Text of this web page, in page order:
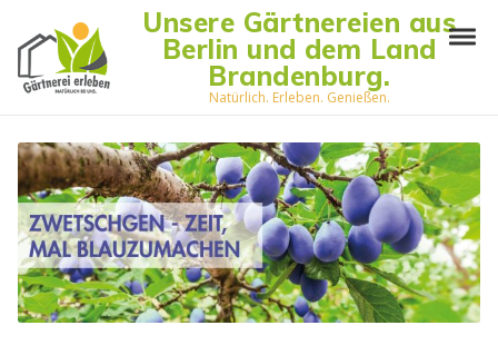
Skip to navigationUnsere Gärtnereien aus
Berlin und dem Land
Brandenburg.
Natürlich. Erleben. Genießen.